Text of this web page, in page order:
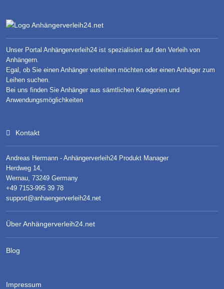
Unser Portal Anhängerverleih24 ist spezialisiert auf den Verleih von
Anhängern.
Egal, ob Sie einen Anhänger verleihen möchten oder einen Anhäger zum
Leihen suchen.
Bei uns finden Sie Anhänger aus sämtlichen Kategorien und
Anwendungsmöglichkeiten
Kontakt
Andreas Hermann - Anhängerverleih24 Produkt Manager
Herdweg 14,
Wernau, 73249 Germany
+49 7153-995 39 78
support@anhaengerverleih24.net
Über Anhängerverleih24.net
Blog
Impressum